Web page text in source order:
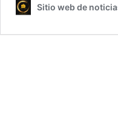
Sitio web de